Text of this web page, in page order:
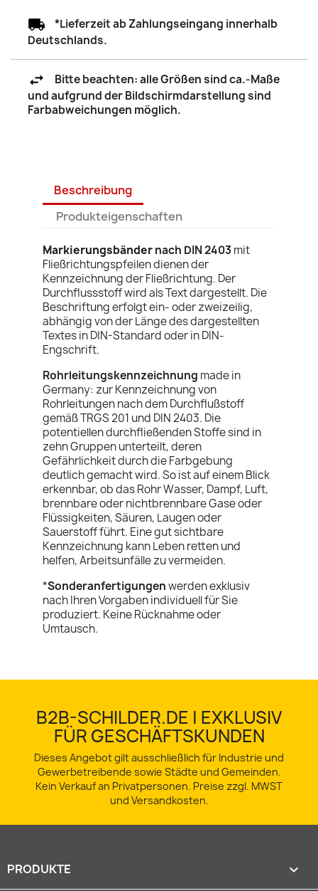
*Lieferzeit ab Zahlungseingang innerhalb
Deutschlands.
Bitte beachten: alle Größen sind ca.-Maße
und aufgrund der Bildschirmdarstellung sind
Farbabweichungen möglich.
Beschreibung
Produkteigenschaften
Markierungsbändernach DIN 2403 mit
Fließrichtungspfeilen dienen der
Kennzeichnung der Fließrichtung. Der
Durchflussstoff wird als Text dargestellt. Die
Beschriftung erfolgtein- oder zweizeilig,
abhängig von der Länge des dargestellten
Textes in DIN-Standard oder in DIN-
Engschrift.
Rohrleitungskennzeichnung made in
Germany: zur Kennzeichnung von
Rohrleitungen nach dem Durchflußstoff
gemäß TRGS 201 und DIN 2403. Die
potentiellen durchfließenden Stoffe sind in
zehn Gruppen unterteilt, deren
Gefährlichkeit durch die Farbgebung
deutlich gemacht wird. So ist auf einem Blick
erkennbar, ob das Rohr Wasser, Dampf, Luft,
brennbare oder nichtbrennbare Gase oder
Flüssigkeiten, Säuren, Laugen oder
Sauerstoff führt. Eine gut sichtbare
Kennzeichnung kann Leben retten und
helfen, Arbeitsunfälle zu vermeiden.
*Sonderanfertigungenwerden exklusiv
nach Ihren Vorgaben individuell für Sie
produziert. Keine Rücknahme oder
Umtausch.
B2B-SCHILDER.DE | EXKLUSIV
FÜR GESCHÄFTSKUNDEN
Dieses Angebot gilt ausschließlich für Industrie und
Gewerbetreibende sowie Städte und Gemeinden.
Kein Verkauf an Privatpersonen. Preise zzgl. MWST
und Versandkosten.
PRODUKTE 